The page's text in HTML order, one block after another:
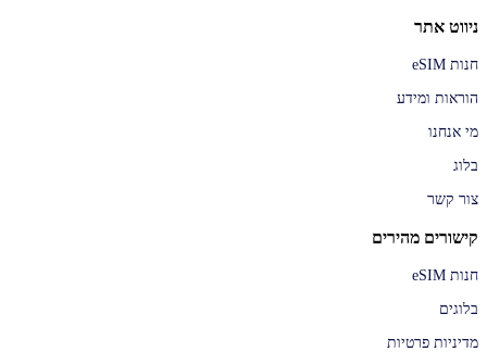
ניווט אתר
חנות eSIM
הוראות ומידע
מי אנחנו
בלוג
צור קשר
קישורים מהירים
חנות eSIM
בלוגים
מדיניות פרטיות